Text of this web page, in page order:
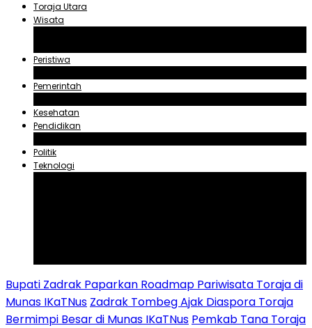
Toraja Utara
Wisata
Peristiwa
Pemerintah
Kesehatan
Pendidikan
Politik
Teknologi
Bupati Zadrak Paparkan Roadmap Pariwisata Toraja di
Munas IKaTNus Zadrak Tombeg Ajak Diaspora Toraja
Bermimpi Besar di Munas IKaTNus Pemkab Tana Toraja